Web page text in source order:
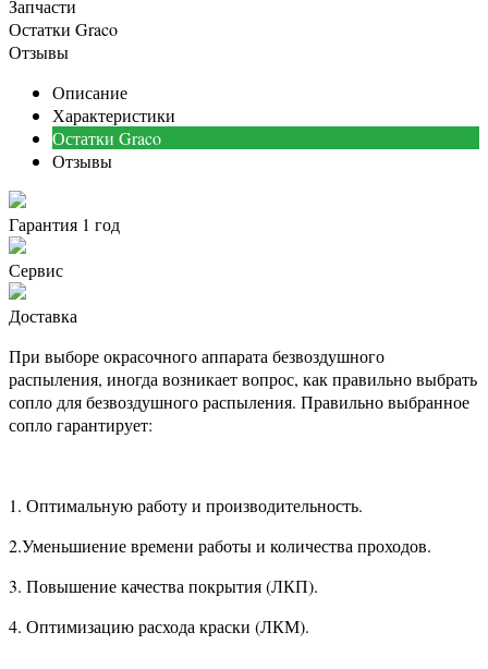
Запчасти
Остатки Graco
Отзывы
Описание
Характеристики
Остатки Graco
Отзывы
Гарантия 1 год
Сервис
Доставка
При выборе окрасочного аппарата безвоздушного
распыления, иногда возникает вопрос, как правильно выбрать
сопло для безвоздушного распыления. Правильно выбранное
сопло гарантирует:
1. Оптимальную работу и производительность.
2.Уменьшиение времени работы и количества проходов.
3. Повышение качества покрытия (ЛКП).
4. Оптимизацию расхода краски (ЛКМ).